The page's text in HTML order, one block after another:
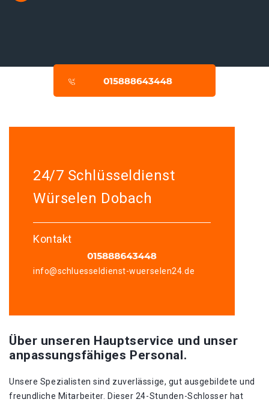
24/7 Schlüsseldienst
Würselen Dobach
Kontakt
info@schluesseldienst-wuerselen24.de
Über unseren Hauptservice und unser
anpassungsfähiges Personal.
Unsere Spezialisten sind zuverlässige, gut ausgebildete und
freundliche Mitarbeiter. Dieser 24-Stunden-Schlosser hat